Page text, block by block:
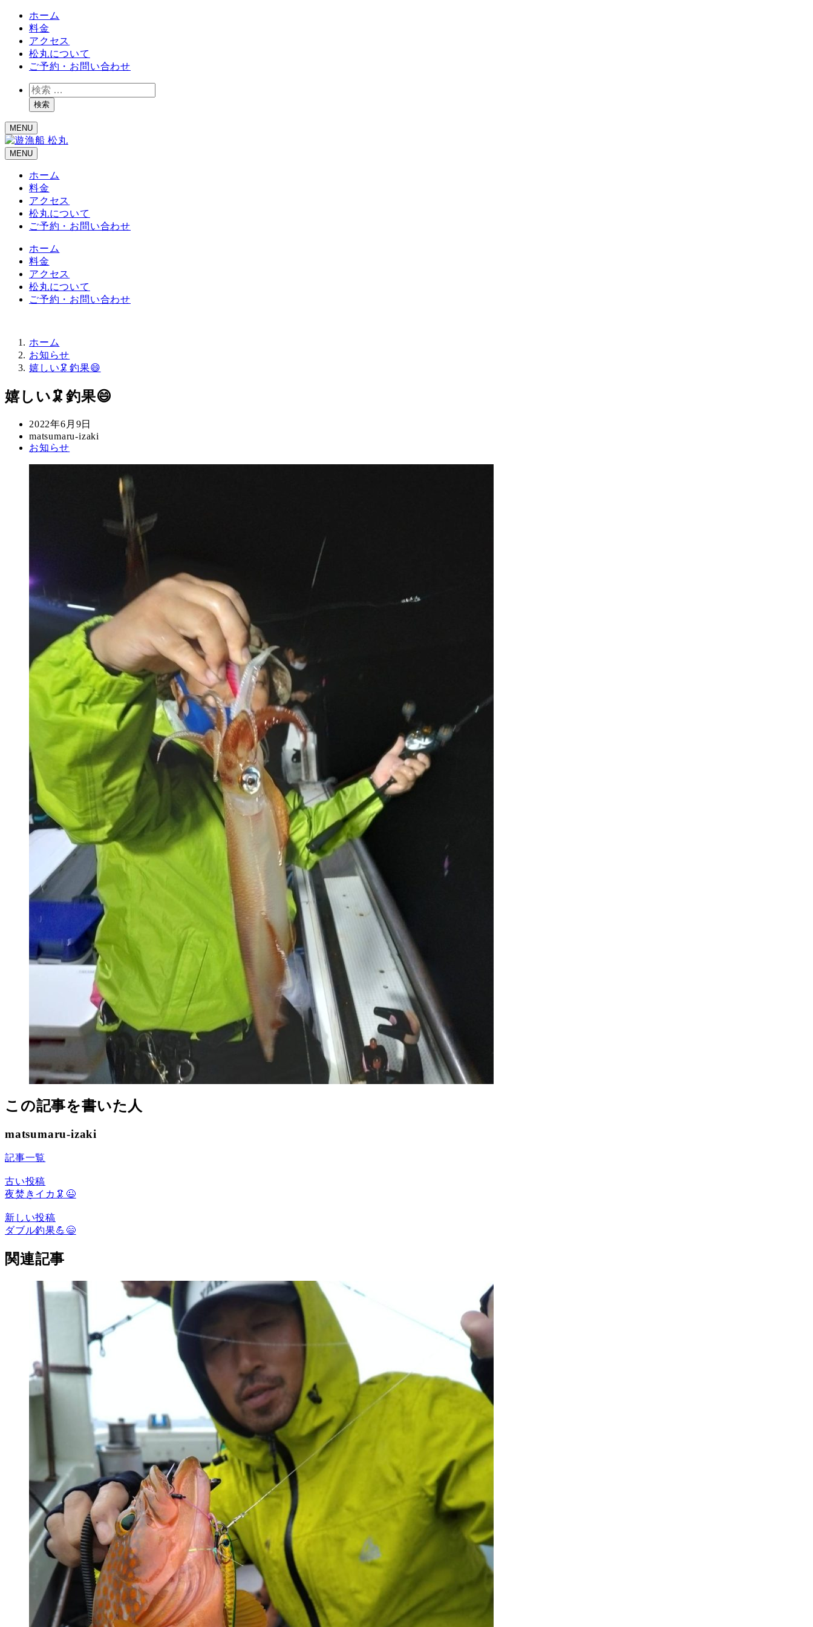
ホーム
料金
アクセス
松丸について
ご予約・お問い合わせ
検
索検索
MENU
MENU
ホーム
料金
アクセス
松丸について
ご予約・お問い合わせ
ホーム
料金
アクセス
松丸について
ご予約・お問い合わせ
ホーム
お知らせ
嬉しい🦑釣果😄
嬉しい🦑釣果😄
投
稿
日
2022年6月9日
著
者
matsumaru-izaki
カ
お知らせ
この記事を書いた人
matsumaru-izaki
記事一覧
古い投稿
夜焚きイカ🦑😉
新しい投稿
ダブル釣果💪😄
関連記事